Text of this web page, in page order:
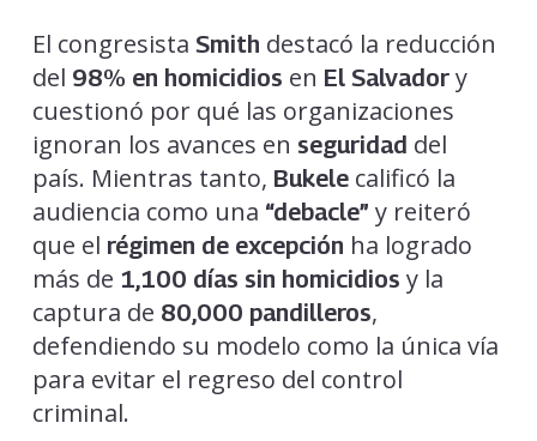
El congresista Smith destacó la reducción
del 98% en homicidios en El Salvadory
cuestionó por qué las organizaciones
ignoran los avances en seguridad del
país. Mientras tanto, Bukelecalificó la
audiencia como una “debacle” y reiteró
que el régimen de excepción ha logrado
más de 1,100 días sin homicidios y la
captura de 80,000 pandilleros,
defendiendo su modelo como la única vía
para evitar el regreso del control
criminal.